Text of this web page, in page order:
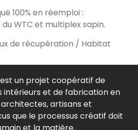
100% en réemploi :
WTC et multiplex sapin.
de récupération / Habitat
est un projet coopératif de
intérieurs et de fabrication en
artisans et
que le processus créatif doit